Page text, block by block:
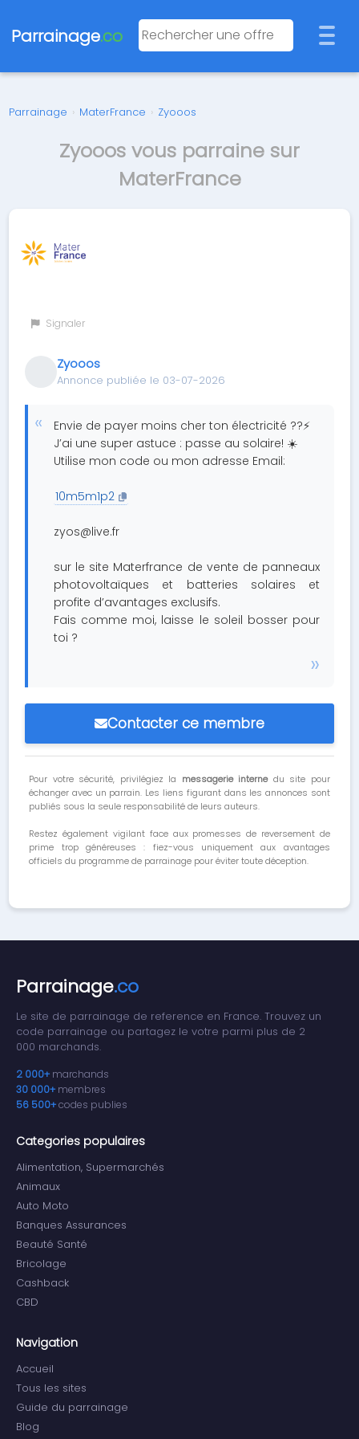
Parrainage.co
Parrainage › MaterFrance › Zyooos
Zyooos vous parraine sur
MaterFrance
Signaler
Zyooos
Annonce publiée le 03-07-2026
Envie de payer moins cher ton électricité ??⚡️
J’ai une super astuce : passe au solaire! ☀️
Utilise mon code ou mon adresse Email:
10m5m1p2
zyos@live.fr
sur le site Materfrance de vente de panneaux
photovoltaïques et batteries solaires et
profite d’avantages exclusifs.
Fais comme moi, laisse le soleil bosser pour
toi ?
Contacter ce membre
Pour votre sécurité, privilégiez la messagerie internedu site pour
échanger avec un parrain. Les liens figurant dans les annonces sont
publiés sous la seule responsabilité de leurs auteurs.
Restez également vigilant face aux promesses de reversement de
prime trop généreuses : fiez-vous uniquement aux avantages
officiels du programme de parrainage pour éviter toute déception.
Parrainage.co
Le site de parrainage de reference en France. Trouvez un
code parrainage ou partagez le votre parmi plus de 2
000 marchands.
2 000+ marchands
30 000+ membres
56 500+codes publies
Categories populaires
Alimentation, Supermarchés
Animaux
Auto Moto
Banques Assurances
Beauté Santé
Bricolage
Cashback
CBD
Navigation
Accueil
Tous les sites
Guide du parrainage
Blog